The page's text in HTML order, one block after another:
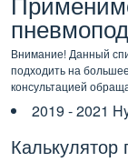
Внимание! Данный
подходить на
консультацией
2019 - 2021
Калькулятор